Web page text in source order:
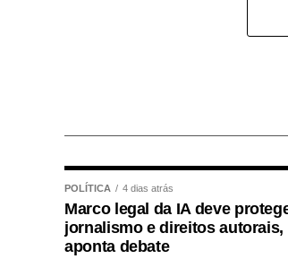
Entre as novidades
praia nos Jogos
A programação dos
basquetebol, futsal,
karatê, tênis de mesa,
3º Jogos Paralímpicos
mesa, xadrez, vôlei de
POLÍTICA 4 dias atrás
Marco legal da IA deve
jornalismo e direitos autorais,
aponta debate